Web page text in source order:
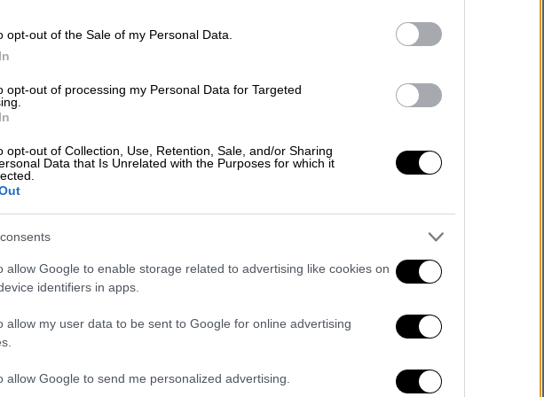
opt-out of the Sale of my Personal Data.
opt-out of processing my Personal Data for Targeted
opt-out of Collection, Use, Retention, Sale, and/or Sharing
Data that Is Unrelated with the Purposes for which it
allow Google to enable storage related to advertising like cookies on
identifiers in apps.
allow my user data to be sent to Google for online advertising
allow Google to send me personalized advertising.
Τηλεόραση| 31.08.2023 14:45
τους «Φόνους Στο Καμπαναριό»:
Η Ελισάβετ Κωνσταντινίδου θα
Τηλεόραση|02.08.2023 18:05
τα γυρίσματα της ξεκαρδιστικής
Στη μονή της Αγίας Θεοδούλης